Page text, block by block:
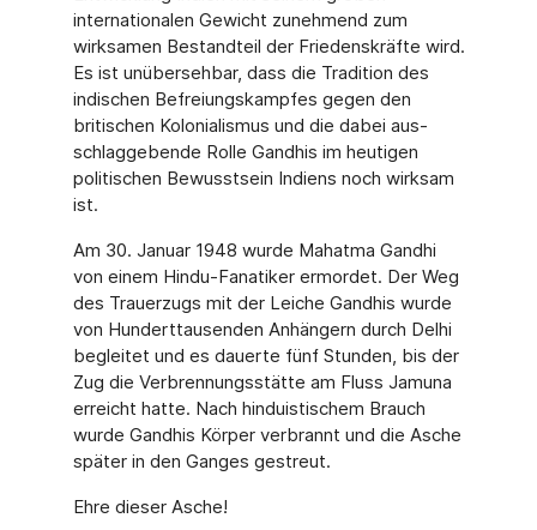
internationalen Gewicht zuneh­mend zum
wirksamen Bestandteil der Friedenskräfte wird.
Es ist unübersehbar, dass die Tradition des
indischen Befreiungskampfes gegen den
britischen Kolonialismus und die da­bei aus­
schlaggebende Rolle Gandhis im heutigen
politischen Bewusstsein Indiens noch wirksam
ist.
Am 30. Januar 1948 wurde Mahatma Gandhi
von einem Hindu-Fanatiker ermordet. Der Weg
des Trauerzugs mit der Leiche Gandhis wurde
von Hunderttausenden Anhängern durch Delhi
begleitet und es dauerte fünf Stunden, bis der
Zug die Verbrennungsstätte am Fluss Jamuna
erreicht hatte. Nach hinduistischem Brauch
wurde Gandhis Körper verbrannt und die Asche
später in den Ganges gestreut.
Ehre dieser Asche!